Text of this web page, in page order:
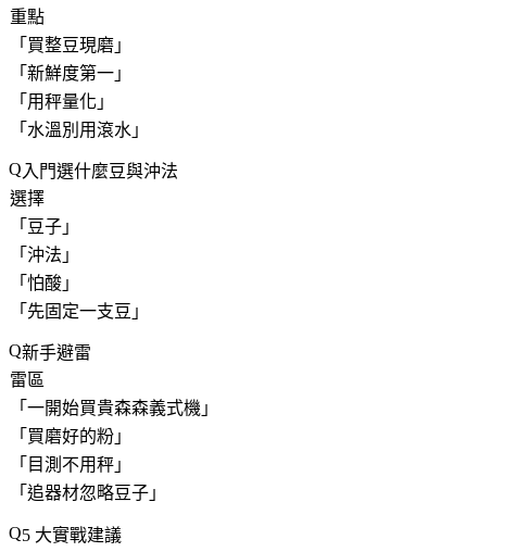
重點
「 買整豆現磨 」
「 新鮮度第一 」
「 用秤量化 」
「 水溫別用滾水 」
入門選什麼豆與沖法
選擇
「 豆子 」
「 沖法 」
「 怕酸 」
「 先固定一支豆 」
新手避雷
雷區
「 一開始買貴森森義式機 」
「 買磨好的粉 」
「 目測不用秤 」
「 追器材忽略豆子 」
5 大實戰建議